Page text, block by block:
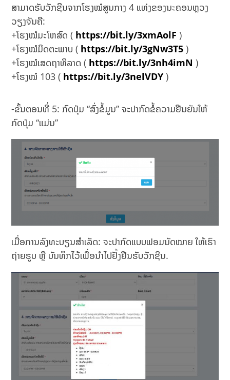
ສາມາດຮັບວັກຊີນຈາກໂຮງໝໍສູນກາງ 4 ແຫ່ງຂອງນະຄອນຫຼວງ
ວຽງຈັນຄື:
+ໂຮງໝໍມະໂຫສົດ ( https://bit.ly/3xmAolF )
+ໂຮງໝໍມິດຕະພາບ ( https://bit.ly/3gNw3T5 )
+ໂຮງໝໍເສດຖາທິລາດ ( https://bit.ly/3nh4imN )
+ໂຮງໝໍ 103 ( https://bit.ly/3nelVDY )
-ຂັ້ນຕອນທີ່ 5: ກົດປຸ່ມ “ສົ່ງຂໍ້ມູນ” ຈະປາກົດຂໍ້ຄວາມຢືນຍັນໃຫ້
ກົດປຸ່ມ “ແມ່ນ”
ເມື່ອການລົງທະບຽນສໍາເລັດ: ຈະປາກົດແບບຟອມນັດໝາຍ ໃຫ້ເຮົາ
ຖ່າຍຮູບ ຫຼື ບັນທຶກໄວ້ເພື່ອນຳໄປຢັ້ງຢືນຮັບວັກຊີນ.